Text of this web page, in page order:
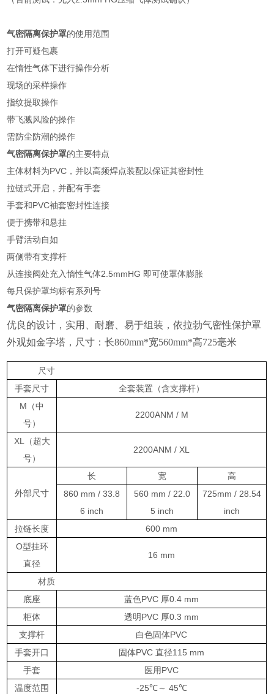
气密隔离保护罩的使用范围
打开可疑包裹
在惰性气体下进行操作分析
现场的采样操作
指纹提取操作
带飞溅风险的操作
需防尘防潮的操作
气密隔离保护罩的主要特点
主体材料为PVC，并以高频焊点装配以保证其密封性
拉链式开启，并配有手套
手套和PVC袖套密封性连接
便于携带和悬挂
手臂活动自如
两侧带有支撑杆
从连接阀处充入惰性气体2.5mmHG 即可使罩体膨胀
每只保护罩均标有系列号
气密隔离保护罩的参数
优良的设计，实用、耐磨、易于组装，依拉勃气密性保护罩
外观如金字塔，尺寸：长860mm*宽560mm*高725毫米
尺寸
手套尺寸
全套装置（含支撑杆）
M（中
号）
2200ANM / M
XL（超大
号）
2200ANM / XL
外部尺寸
长 宽
高
860 mm / 33.8
6 inch
560 mm / 22.0
5 inch
725mm / 28.54
inch
拉链长度
600 mm
O型挂环
直径
16 mm
材质
底座
蓝色PVC 厚0.4 mm
柜体
透明PVC 厚0.3 mm
支撑杆
白色固体PVC
手套开口
固体PVC 直径115 mm
手套
医用PVC
温度范围
-25℃～ 45℃